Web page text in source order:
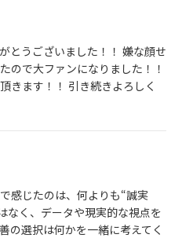
とうございました！！ 嫌な顔せ
ので大ファンになりました！！
きます！！ 引き続きよろしく
感じたのは、何よりも“誠実
なく、データや現実的な視点を
の選択は何かを一緒に考えてく